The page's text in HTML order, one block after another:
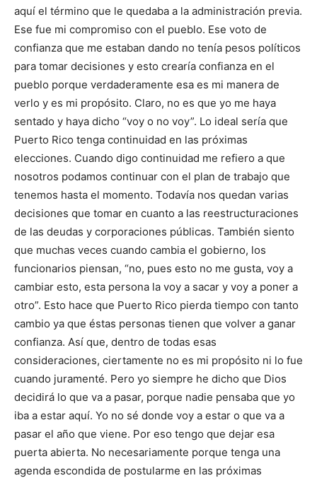
aquí el término que le quedaba a la administración previa.
Ese fue mi compromiso con el pueblo. Ese voto de
confianza que me estaban dando no tenía pesos políticos
para tomar decisiones y esto crearía confianza en el
pueblo porque verdaderamente esa es mi manera de
verlo y es mi propósito. Claro, no es que yo me haya
sentado y haya dicho “voy o no voy”. Lo ideal sería que
Puerto Rico tenga continuidad en las próximas
elecciones. Cuando digo continuidad me refiero a que
nosotros podamos continuar con el plan de trabajo que
tenemos hasta el momento. Todavía nos quedan varias
decisiones que tomar en cuanto a las reestructuraciones
de las deudas y corporaciones públicas. También siento
que muchas veces cuando cambia el gobierno, los
funcionarios piensan, “no, pues esto no me gusta, voy a
cambiar esto, esta persona la voy a sacar y voy a poner a
otro”. Esto hace que Puerto Rico pierda tiempo con tanto
cambio ya que éstas personas tienen que volver a ganar
confianza. Así que, dentro de todas esas
consideraciones, ciertamente no es mi propósito ni lo fue
cuando juramenté. Pero yo siempre he dicho que Dios
decidirá lo que va a pasar, porque nadie pensaba que yo
iba a estar aquí. Yo no sé donde voy a estar o que va a
pasar el año que viene. Por eso tengo que dejar esa
puerta abierta. No necesariamente porque tenga una
agenda escondida de postularme en las próximas